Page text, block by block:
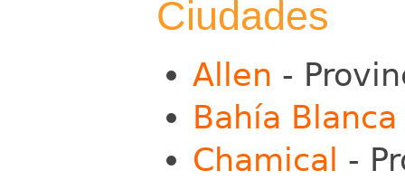
Ciudades
Allen -
Bahía Blanca
Chamical -